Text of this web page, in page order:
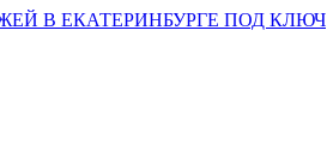
В ЕКАТЕРИНБУРГЕ ПОД КЛЮЧ